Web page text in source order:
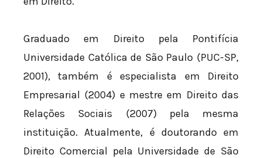
Graduado em Direito pela Pontifícia
Universidade Católica de São Paulo (PUC-SP,
2001), também é especialista em Direito
Empresarial (2004) e mestre em Direito das
Relações Sociais (2007) pela mesma
instituição. Atualmente, é doutorando em
Direito Comercial pela Universidade de São